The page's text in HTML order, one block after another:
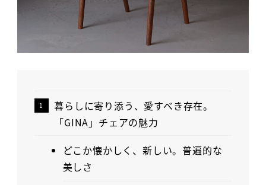
暮らしに寄り添う、愛すべき存在。
「GINA」チェアの魅力
どこか懐かしく、新しい。普遍的な
美しさ